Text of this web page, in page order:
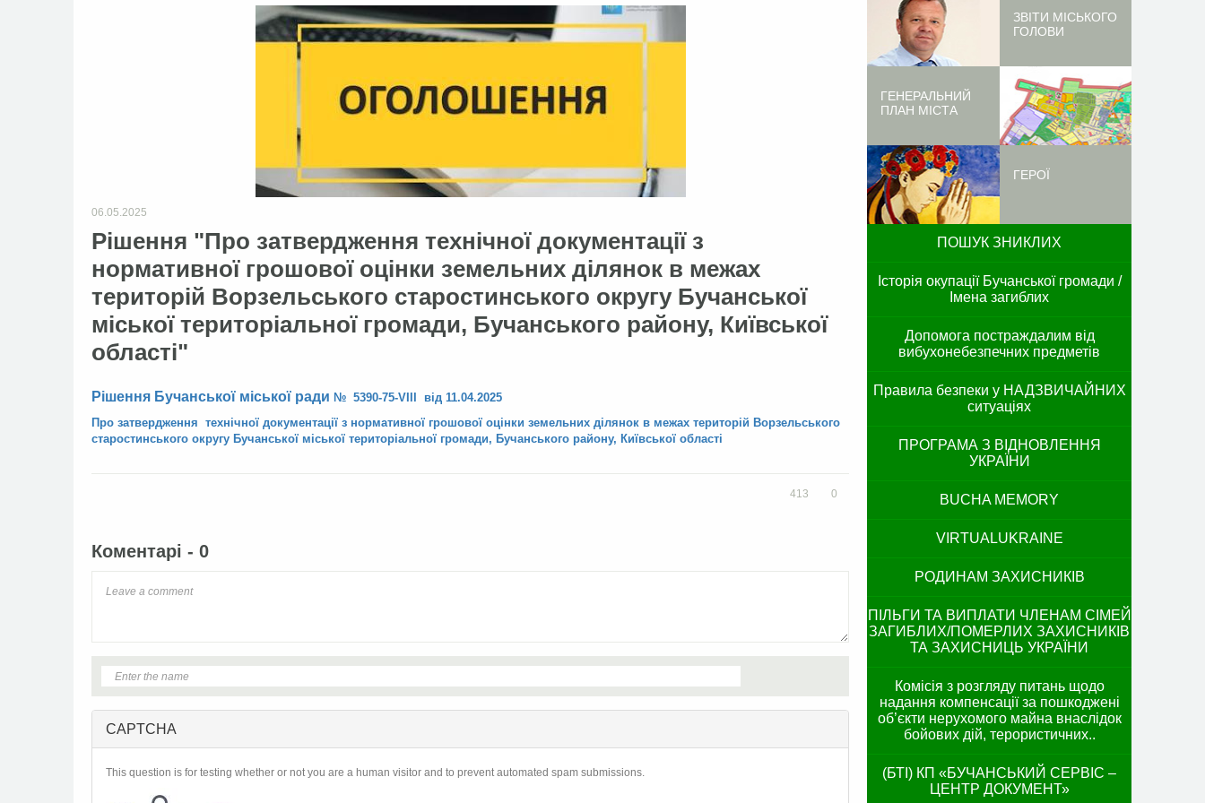
06.05.2025
Рішення "Про затвердження технічної документації з
нормативної грошової оцінки земельних ділянок в межах
територій Ворзельського старостинського округу Бучанської
міської територіальної громади, Бучанського району, Київської
області"
Рішення Бучанської міської ради № 5390-75-VIII від 11.04.2025
Про затвердження технічної документації з нормативної грошової оцінки земельних ділянок в межах територій Ворзельського
старостинського округу Бучанської міської територіальної громади, Бучанського району, Київської області
0
413
Коментарі - 0
CAPTCHA
This question is for testing whether or not you are a human visitor and to prevent automated spam submissions.
ЗВІТИ МІСЬКОГО
ГОЛОВИ
ГЕНЕРАЛЬНИЙ
ПЛАН МІСТА
ГЕРОЇ
ПОШУК ЗНИКЛИХ
Історія окупації Бучанської громади /
Імена загиблих
Допомога постраждалим від
вибухонебезпечних предметів
Правила безпеки у НАДЗВИЧАЙНИХ
ситуаціях
ПРОГРАМА З ВІДНОВЛЕННЯ
УКРАЇНИ
BUCHA MEMORY
VIRTUALUKRAINE
РОДИНАМ ЗАХИСНИКІВ
ПІЛЬГИ ТА ВИПЛАТИ ЧЛЕНАМ СІМЕЙ
ЗАГИБЛИХ/ПОМЕРЛИХ ЗАХИСНИКІВ
ТА ЗАХИСНИЦЬ УКРАЇНИ
Комісія з розгляду питань щодо
надання компенсації за пошкоджені
об’єкти нерухомого майна внаслідок
бойових дій, терористичних..
(БТІ) КП «БУЧАНСЬКИЙ СЕРВІС –
ЦЕНТР ДОКУМЕНТ»